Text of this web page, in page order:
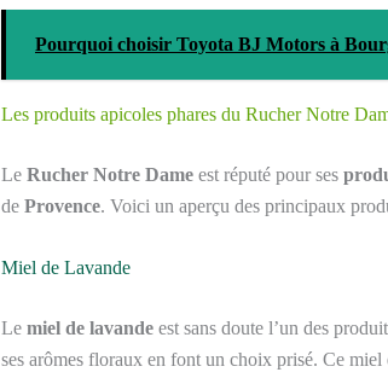
Pourquoi choisir Toyota BJ Motors à
Les produits apicoles phares du Rucher Notre
Le Rucher Notre Dame est réputé pour ses
de Provence. Voici un aperçu des principaux
Miel de Lavande
Le miel de lavande est sans doute l’un des
ses arômes floraux en font un choix prisé. Ce